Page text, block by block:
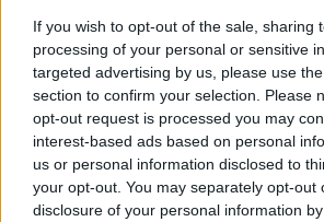
If you wish to opt-out of the sale, sharing
processing of your personal or sensitive
targeted advertising by us, please use
section to confirm your selection. Please
opt-out request is processed you may
interest-based ads based on personal
us or personal information disclosed to
your opt-out. You may separately opt-out
disclosure of your personal information
„A legerősebb
Megnevezte
Tisza Párt